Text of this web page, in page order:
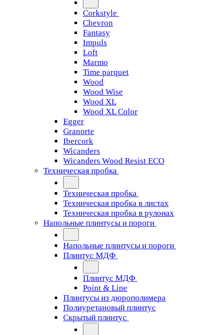
Corkstyle
Chevron
Fantasy
Impuls
Loft
Marmo
Time parquet
Wood
Wood Wise
Wood XL
Wood XL Color
Egger
Granorte
Ibercork
Wicanders
Wicanders Wood Resist ECO
Техническая пробка
Техническая пробка
Техническая пробка в листах
Техническая пробка в рулонах
Напольные плинтусы и пороги
Напольные плинтусы и пороги
Плинтус МДФ
Плинтус МДФ
Point & Line
Плинтусы из дюрополимера
Полиуретановый плинтус
Скрытый плинтус